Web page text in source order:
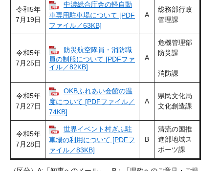
令和5年
7月19日
中濃総合庁舎の軽自動
車専用駐車場について [PDF
ファイル／63KB]
A
総務部行政
管理課
令和5年
7月25日
防災航空隊員・消防職
員の制服について [PDFファ
イル／82KB]
A
危機管理部
防災課
消防課
令和5年
7月27日
OKBふれあい会館の温
度について [PDFファイル／
74KB]
A
県民文化局
文化創造課
令和5年
7月28日
世界イベント村ぎふ駐
車場の利用について [PDFフ
ァイル／83KB]
B
清流の国推
進部地域ス
ポーツ課